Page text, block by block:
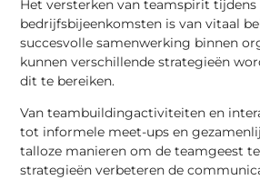
Het versterken van teamspirit tijdens
bedrijfsbijeenkomsten is van vitaal
succesvolle samenwerking binnen
kunnen verschillende strategieën
dit te bereiken.
Van teambuildingactiviteiten en
tot informele meet-ups en
talloze manieren om de teamgeest
strategieën verbeteren de